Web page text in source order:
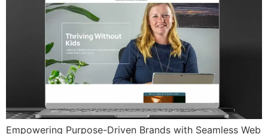
Empowering Purpose-Driven Brands with Seamless Web